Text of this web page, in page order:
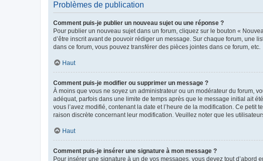
Problèmes de publication
Comment puis-je publier un nouveau sujet ou une réponse ?
Pour publier un nouveau sujet dans un forum, cliquez sur le bouton «
d’être inscrit avant de pouvoir rédiger un message. Sur chaque forum, une
dans ce forum, vous pouvez transférer des pièces jointes dans ce forum, etc.
Haut
Comment puis-je modifier ou supprimer un message ?
À moins que vous ne soyez un administrateur ou un modérateur du forum,
adéquat, parfois dans une limite de temps après que le message initial ait
vous l’avez modifié, contenant la date et l’heure de la modification. Ce petit
raison discrète concernant leur modification. Veuillez noter que les
Haut
Comment puis-je insérer une signature à mon message ?
Pour insérer une signature à un de vos messages, vous devez tout